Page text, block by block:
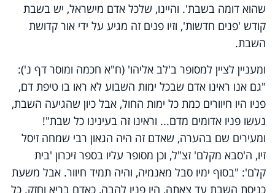
שהוא דומה בשבת'. והיינו, שלכל אדם מישראל, יש בשבת
קודש 'פנים חדשות', וזיו פנים זה מגיע על ידי אור קדושת
השבת.
ומעניין לציין למסופר ב'לב אליהו' (ח"א חכמה ומוסר דף נ'):
"גם אנו ראינו אדם שבכל ימות השבוע לא ראו בו טיפת דם,
פניו היו חיוורים כמת כל ימות החול, אבל כיון שהגיעה השבת,
נעשו פניו אדומים מדם... וראינו זה בעינינו כל שבת"!
ומעירים שם בהערה, שאדם זה היה הגאון רבי שמחה זיסל
זיו, ה'סבא מקלם' זצ"ל, וכן מסופר עליו בספר זיכרון 'בית
קלם': "בסוף ימיו סבל מאנמיה, והיה תמיד חיוור. אבל משעת
כניסת השבת עד צאתה, היו פניו להבה, כאדם בריא וחזק. כל